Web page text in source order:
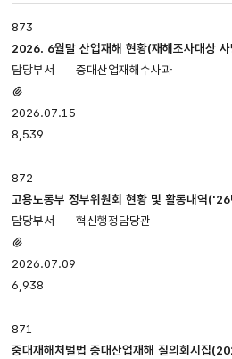
873
2026. 6월말 산업재해 현황(재해조사대상
(잠정))
중대산업재해수사과
있음
2026.07.15
8,539
872
고용노동부 정부위원회 현황 및 활동내역
혁신행정담당관
있음
2026.07.09
6,938
871
중대재해처벌법 중대산업재해 질의회시집